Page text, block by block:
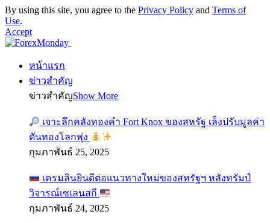
By using this site, you agree to the Privacy Policy and Terms of
Use.
Accept
หน้าแรก
ข่าวสำคัญ
ข่าวสำคัญShow More
เจาะลึกคลังทองคำ Fort Knox ของสหรัฐ เล็งปรับมูลค่า
ดันทองโลกพุ่ง
กุมภาพันธ์ 25, 2025
เครมลินยินดีต่อแนวทางใหม่ของสหรัฐฯ หลังทรัมป์
วิจารณ์เซเลนสกี
กุมภาพันธ์ 24, 2025